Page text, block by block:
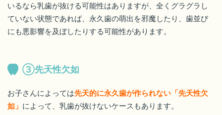
いるなら乳歯が抜ける可能性はありますが、全くグラグラし
ていない状態であれば、永久歯の萌出を邪魔したり、歯並び
にも悪影響を及ぼしたりする可能性があります。
③先天性欠如
お子さんによっては先天的に永久歯が作られない「先天性欠
如」 によって、乳歯が抜けないケースもあります。